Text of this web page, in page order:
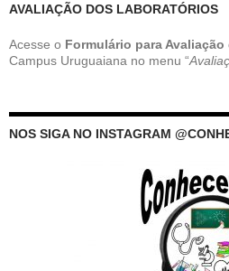
AVALIAÇÃO DOS LABORATÓRIOS
Acesse o Formulário para
Campus Uruguaiana no menu “
NOS SIGA NO INSTAGRAM